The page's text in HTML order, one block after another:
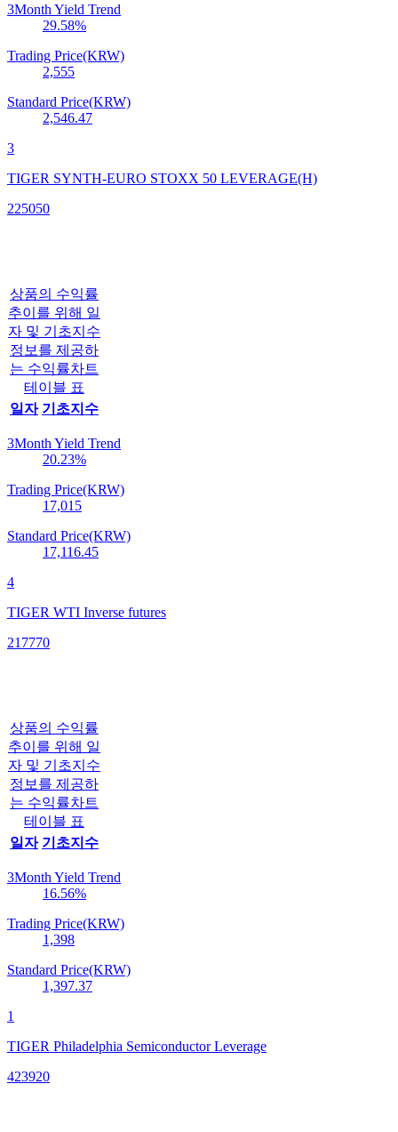
3Month Yield Trend
29.58%
Trading Price(KRW)
2,555
Standard Price(KRW)
2,546.47
3
TIGER SYNTH-EURO STOXX 50 LEVERAGE(H)
225050
상품의 수익률
추이를 위해 일
자 및 기초지수
정보를 제공하
는 수익률차트
테이블 표
일자 기초지수
3Month Yield Trend
20.23%
Trading Price(KRW)
17,015
Standard Price(KRW)
17,116.45
4
TIGER WTI Inverse futures
217770
상품의 수익률
추이를 위해 일
자 및 기초지수
정보를 제공하
는 수익률차트
테이블 표
일자 기초지수
3Month Yield Trend
16.56%
Trading Price(KRW)
1,398
Standard Price(KRW)
1,397.37
1
TIGER Philadelphia Semiconductor Leverage
423920